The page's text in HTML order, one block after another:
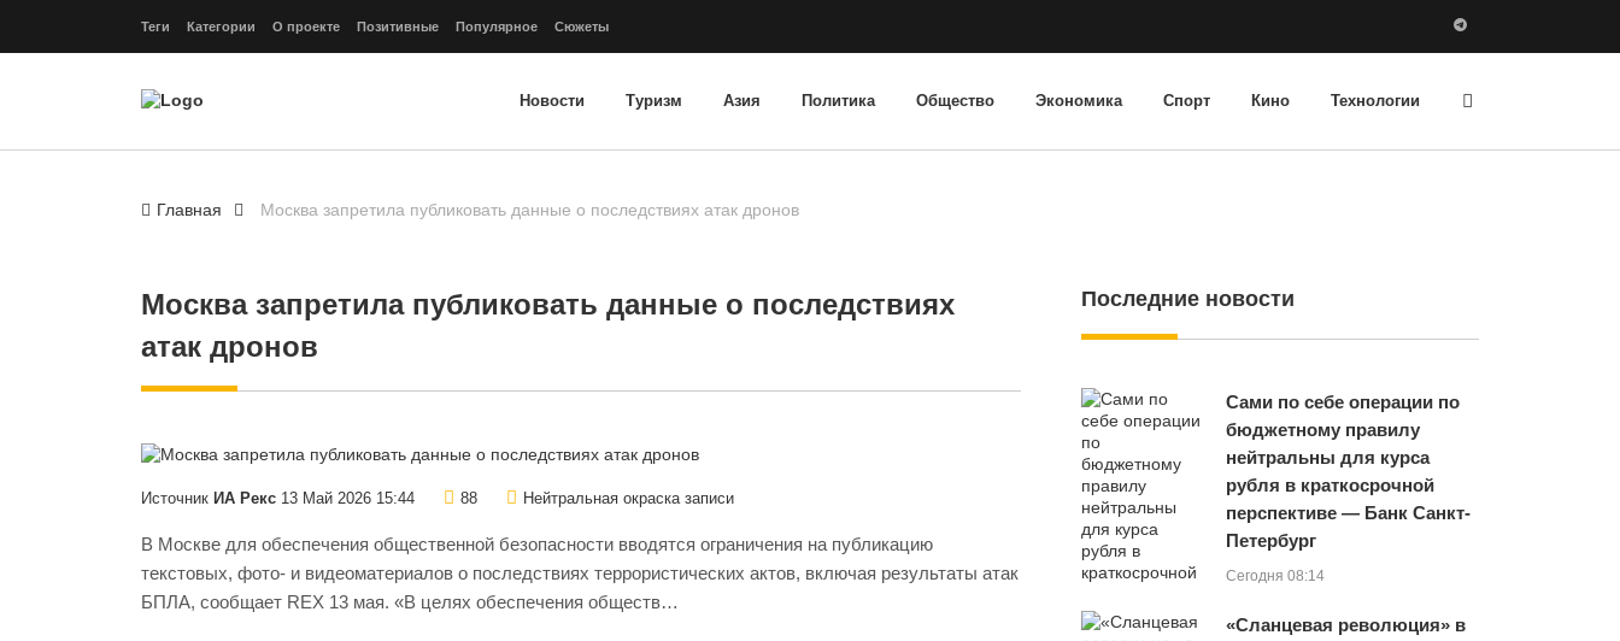
Теги Категории О проекте Позитивные Популярное Сюжеты
Новости Туризм Азия Политика Общество Экономика Спорт Кино Технологии
Главная Москва запретила публиковать данные о последствиях атак дронов
Москва запретила публиковать данные о последствиях
атак дронов
Источник ИА Рекс 13 Май 2026 15:44 88 Нейтральная окраска записи
В Москве для обеспечения общественной безопасности вводятся ограничения на публикацию
текстовых, фото- и видеоматериалов о последствиях террористических актов, включая результаты атак
БПЛА, сообщает REX 13 мая. «В целях обеспечения обществ…
Последние новости
Сами по себе операции по
бюджетному правилу
нейтральны для курса
рубля в краткосрочной
перспективе — Банк Санкт-
Петербург
Сегодня 08:14
«Сланцевая революция» в